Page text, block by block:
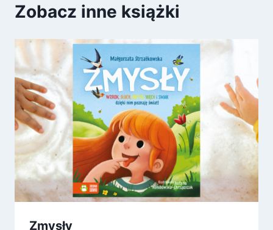
Zobacz inne książki
Zmysły